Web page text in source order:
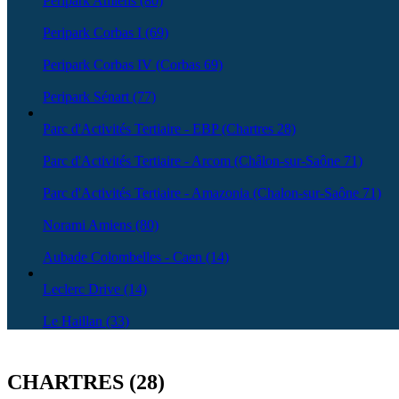
Peripark Corbas I (69)
Peripark Corbas IV (Corbas 69)
Peripark Sénart (77)
Parc d'Activités Tertiaire - EBP (Chartres 28)
Parc d'Activités Tertiaire - Arcom (Châlon-sur-Saône 71)
Parc d'Activités Tertiaire - Amazonia (Chalon-sur-Saône 71)
Norami Amiens (80)
Aubade Colombelles - Caen (14)
Leclerc Drive (14)
Le Haillan (33)
CHARTRES (28)